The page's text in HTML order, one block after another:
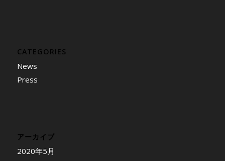
CATEGORIES
News
Press
アーカイブ
2020年5月